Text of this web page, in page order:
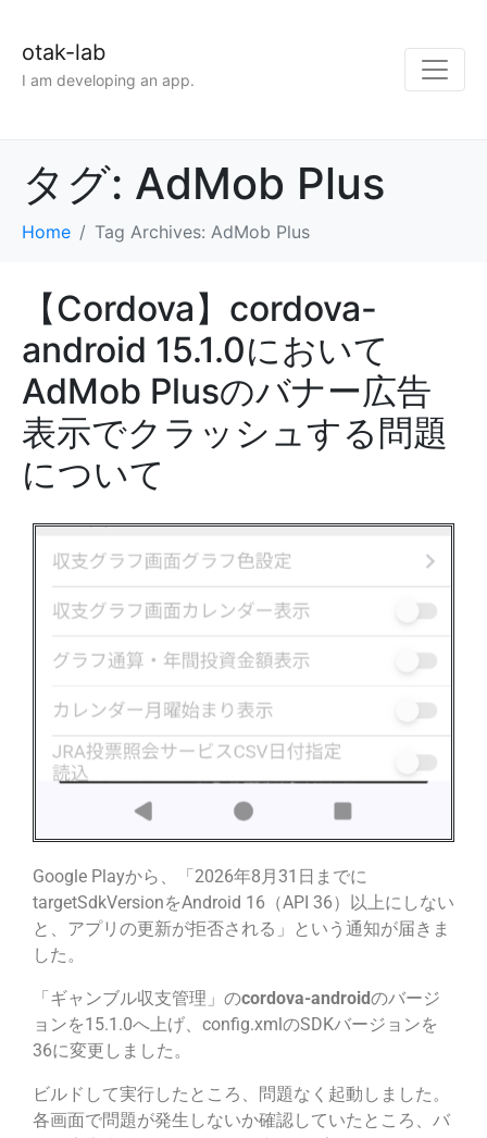
otak-lab
I am developing an app.
タグ: AdMob Plus
Home Tag Archives: AdMob Plus
【Cordova】cordova-
android 15.1.0において
AdMob Plusのバナー広告
表示でクラッシュする問題
について
Google Playから、「2026年8月31日までに
targetSdkVersionをAndroid 16（API 36）以上にしない
と、アプリの更新が拒否される」という通知が届きま
した。
「ギャンブル収支管理」のcordova-androidのバージ
ョンを15.1.0へ上げ、config.xmlのSDKバージョンを
36に変更しました。
ビルドして実行したところ、問題なく起動しました。
各画面で問題が発生しないか確認していたところ、バ